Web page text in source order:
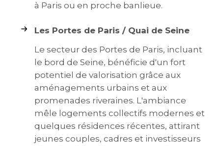
à Paris ou en proche banlieue.
Les Portes de Paris / Quai de Seine
Le secteur des Portes de Paris, incluant
le bord de Seine, bénéficie d'un fort
potentiel de valorisation grâce aux
aménagements urbains et aux
promenades riveraines. L'ambiance
mêle logements collectifs modernes et
quelques résidences récentes, attirant
jeunes couples, cadres et investisseurs